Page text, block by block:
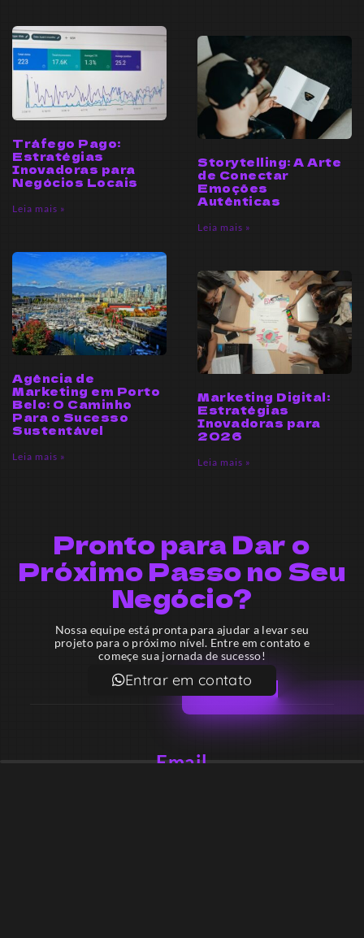
Tráfego Pago:
Estratégias
Inovadoras para
Negócios Locais
Leia mais »
Storytelling: A Arte
de Conectar
Emoções
Autênticas
Leia mais »
Agência de
Marketing em Porto
Belo: O Caminho
Para o Sucesso
Sustentável
Leia mais »
Marketing Digital:
Estratégias
Inovadoras para
2026
Leia mais »
Pronto para Dar o
Próximo Passo no Seu
Negócio?
Nossa equipe está pronta para ajudar a levar seu
projeto para o próximo nível. Entre em contato e
começe sua jornada de sucesso!
Entrar em contato
Email